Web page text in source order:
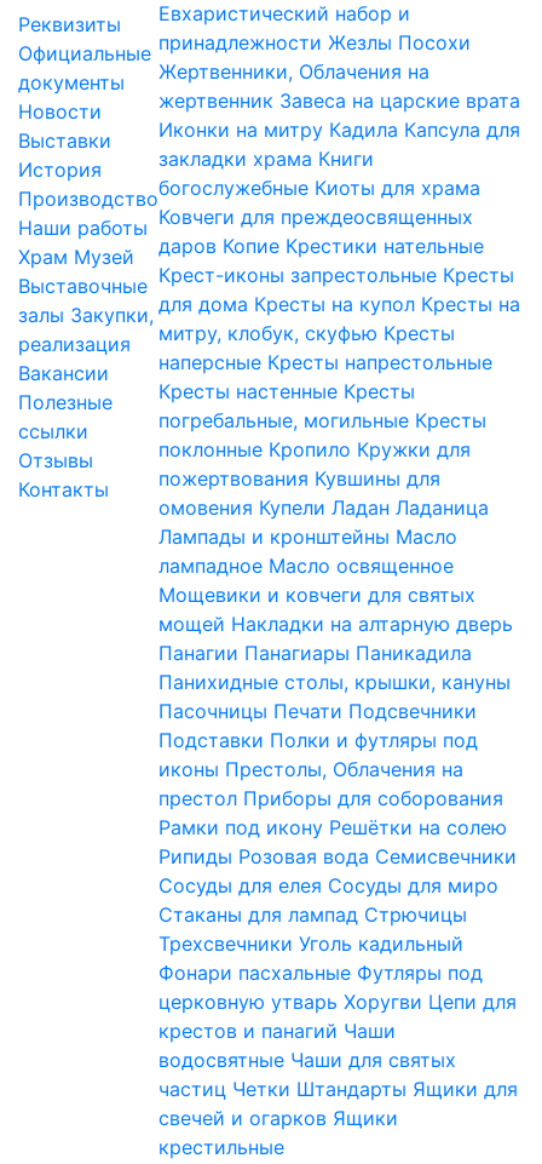
Реквизиты
Официальные
документы
Новости
Выставки
История
Производство
Наши работы
Храм Музей
Выставочные
залы Закупки,
реализация
Вакансии
Полезные
ссылки
Отзывы
Контакты
Евхаристический набор и
принадлежности Жезлы Посохи
Жертвенники, Облачения на
жертвенник Завеса на царские врата
Иконки на митру Кадила Капсула для
закладки храма Книги
богослужебные Киоты для храма
Ковчеги для преждеосвященных
даров Копие Крестики нательные
Крест-иконы запрестольные Кресты
для дома Кресты на купол Кресты на
митру, клобук, скуфью Кресты
наперсные Кресты напрестольные
Кресты настенные Кресты
погребальные, могильные Кресты
поклонные Кропило Кружки для
пожертвования Кувшины для
омовения Купели Ладан Ладаница
Лампады и кронштейны Масло
лампадное Масло освященное
Мощевики и ковчеги для святых
мощей Накладки на алтарную дверь
Панагии Панагиары Паникадила
Панихидные столы, крышки, кануны
Пасочницы Печати Подсвечники
Подставки Полки и футляры под
иконы Престолы, Облачения на
престол Приборы для соборования
Рамки под икону Решётки на солею
Рипиды Розовая вода Семисвечники
Сосуды для елея Сосуды для миро
Стаканы для лампад Стрючицы
Трехсвечники Уголь кадильный
Фонари пасхальные Футляры под
церковную утварь Хоругви Цепи для
крестов и панагий Чаши
водосвятные Чаши для святых
частиц Четки Штандарты Ящики для
свечей и огарков Ящики
крестильные